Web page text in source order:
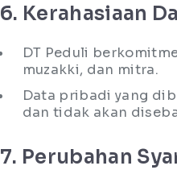
6. Kerahasiaan
DT Peduli
muzakki, dan mitra.
Data pribadi yang
dan tidak akan
7. Perubahan